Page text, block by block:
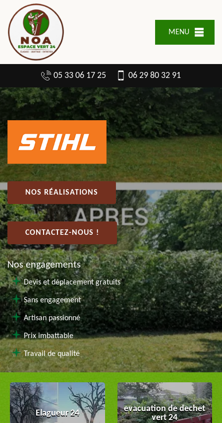
MENU
05 33 06 17 25 06 29 80 32 91
NOS RÉALISATIONS
CONTACTEZ-NOUS !
Nos engagements
Devis et déplacement gratuits
Sans engagement
Artisan passionné
Prix imbattable
Travail de qualité
Elagueur 24
evacuation de dechet
vert 24